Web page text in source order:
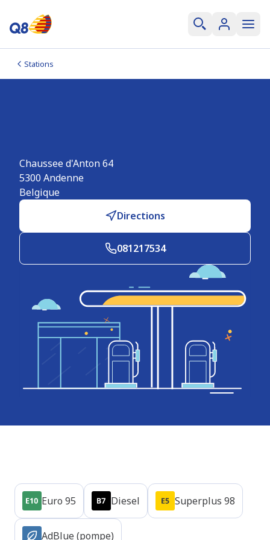
Stations
Chaussee d'Anton 64
5300 Andenne
Belgique
Directions
081217534
Euro 95 Diesel Superplus 98
AdBlue (pompe)